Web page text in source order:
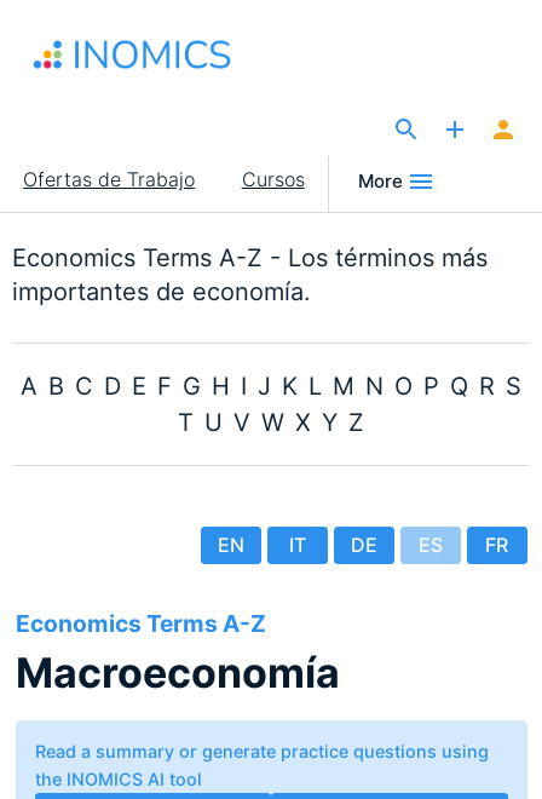
contenido
Main
navigation
Ofertas de Trabajo Cursos More
Economics Terms A-Z - Los términos más
importantes de economía.
A B C D E F G H I J K L M N O P Q R S
T U V W X Y Z
EN IT DE ES FR
Economics Terms A-Z
Macroeconomía
Read a summary or generate practice questions using
the INOMICS AI tool